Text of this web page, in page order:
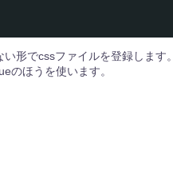
形でcssファイルを登録します。
のほうを使います。